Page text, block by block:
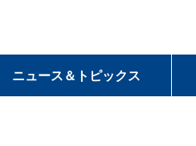
ニュース＆トピックス